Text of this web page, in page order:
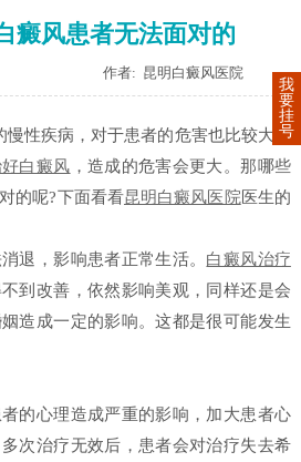
癜风患者无法面对的
作者: 昆明白癜风医院
性疾病，对于患者的危害也比较大，
白癜风 ，造成的危害会更大。那哪些
的呢?下面看看昆明白癜风医院医生的
，影响患者正常生活。 白癜风治疗
到改善，依然影响美观，同样还是会
造成一定的影响。这都是很可能发生
心理造成严重的影响，加大患者心
次治疗无效后，患者会对治疗失去希
我
要
挂
号